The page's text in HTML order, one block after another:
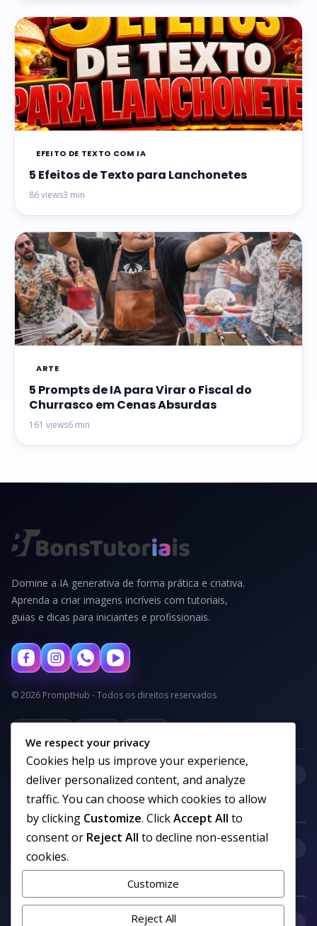
EFEITO DE TEXTO COM IA
5 Efeitos de Texto para Lanchonetes
86 views3 min
ARTE
5 Prompts de IA para Virar o Fiscal do
Churrasco em Cenas Absurdas
161 views6 min
Domine a IA generativa de forma prática e criativa.
Aprenda a criar imagens incríveis com tutoriais,
guias e dicas para iniciantes e profissionais.
© 2026 PromptHub - Todos os direitos reservados
Categorias
We respect your privacy
Cookies help us improve your experience,
deliver personalized content, and analyze
traffic. You can choose which cookies to allow
by clicking Customize. ClickAccept All to
consent or Reject All to decline non-essential
cookies.
Customize
Reject All